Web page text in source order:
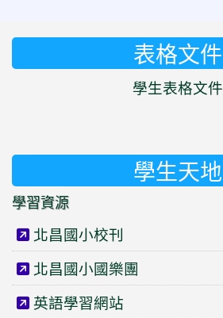
表格文件
學生表格文件
學生天地
學習資源
北昌國小校刊
北昌國小國樂團
英語學習網站